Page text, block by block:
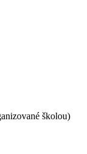
školou)